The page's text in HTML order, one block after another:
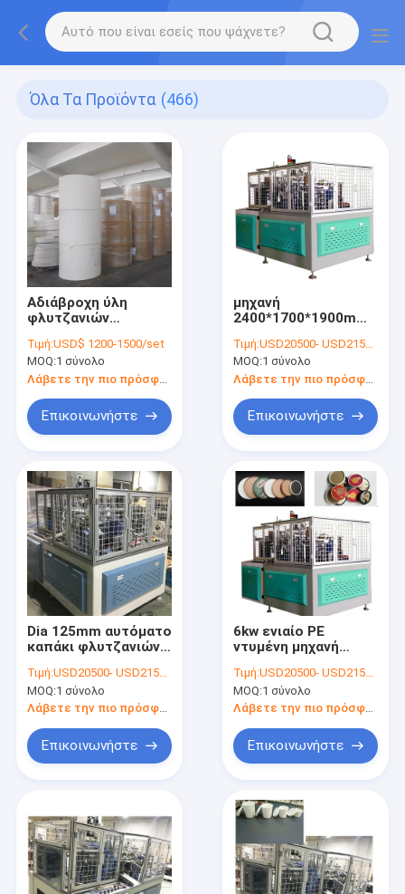
Όλα Τα Προϊόντα (466)
Αδιάβροχη ύλη
φλυτζανιών
ντυμένου εγγράφου
PE βαθμού τροφίμων
πρώτη
Τιμή:USD$ 1200-1500/set
MOQ:1 σύνολο
Λάβετε την πιο πρόσφατη τιμή
Επικοινωνήστε
μηχανή
2400*1700*1900mm
φλυτζανιών
εμπορευματοκιβωτίων
τροφίμων 380v 50hz
3ph 750ml
Τιμή:USD20500- USD21500 / set
MOQ:1 σύνολο
Επικοινωνήστε
Dia 125mm αυτόματο
καπάκι φλυτζανιών
κατασκευάζει τη
μηχανή 50 PC/λ.
Τιμή:USD20500- USD21500 / set
MOQ:1 σύνολο
Λάβετε την πιο πρόσφατη τιμή
Επικοινωνήστε
6kw ενιαίο PE
ντυμένη μηχανή
φλυτζανιών
εγγράφου ενός
χρόνου
Τιμή:USD20500- USD21500 / set
MOQ:1 σύνολο
Επικοινωνήστε